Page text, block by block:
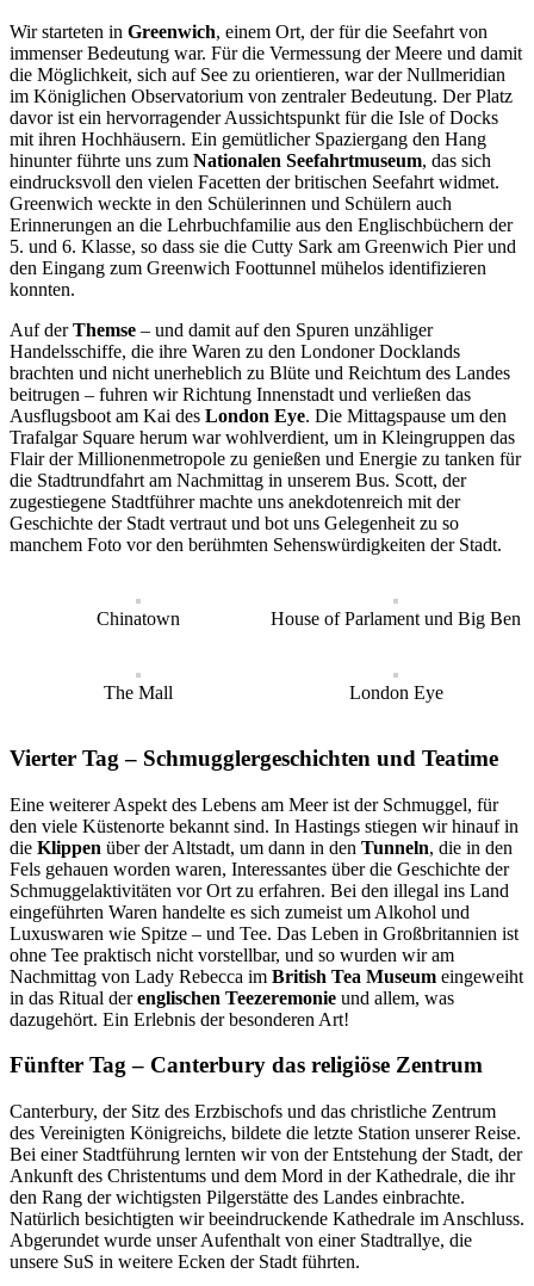
Wir starteten in Greenwich, einem Ort, der für die Seefahrt von
immenser Bedeutung war. Für die Vermessung der Meere und damit
die Möglichkeit, sich auf See zu orientieren, war der Nullmeridian
im Königlichen Observatorium von zentraler Bedeutung. Der Platz
davor ist ein hervorragender Aussichtspunkt für die Isle of Docks
mit ihren Hochhäusern. Ein gemütlicher Spaziergang den Hang
hinunter führte uns zum Nationalen Seefahrtmuseum, das sich
eindrucksvoll den vielen Facetten der britischen Seefahrt widmet.
Greenwich weckte in den Schülerinnen und Schülern auch
Erinnerungen an die Lehrbuchfamilie aus den Englischbüchern der
5. und 6. Klasse, so dass sie die Cutty Sark am Greenwich Pier und
den Eingang zum Greenwich Foottunnel mühelos identifizieren
konnten.
Auf derThemse – und damit auf den Spuren unzähliger
Handelsschiffe, die ihre Waren zu den Londoner Docklands
brachten und nicht unerheblich zu Blüte und Reichtum des Landes
beitrugen – fuhren wir Richtung Innenstadt und verließen das
Ausflugsboot am Kai des London Eye. Die Mittagspause um den
Trafalgar Square herum war wohlverdient, um in Kleingruppen das
Flair der Millionenmetropole zu genießen und Energie zu tanken für
die Stadtrundfahrt am Nachmittag in unserem Bus. Scott, der
zugestiegene Stadtführer machte uns anekdotenreich mit der
Geschichte der Stadt vertraut und bot uns Gelegenheit zu so
manchem Foto vor den berühmten Sehenswürdigkeiten der Stadt.
Chinatown House of Parlament und Big Ben
The Mall London Eye
Vierter Tag – Schmugglergeschichten und Teatime
Eine weiterer Aspekt des Lebens am Meer ist der Schmuggel, für
den viele Küstenorte bekannt sind. In Hastings stiegen wir hinauf in
die Klippen über der Altstadt, um dann in den Tunneln, die in den
Fels gehauen worden waren, Interessantes über die Geschichte der
Schmuggelaktivitäten vor Ort zu erfahren. Bei den illegal ins Land
eingeführten Waren handelte es sich zumeist um Alkohol und
Luxuswaren wie Spitze – und Tee. Das Leben in Großbritannien ist
ohne Tee praktisch nicht vorstellbar, und so wurden wir am
Nachmittag von Lady Rebecca im British Tea Museum eingeweiht
in das Ritual derenglischen Teezeremonie und allem, was
dazugehört. Ein Erlebnis der besonderen Art!
Fünfter Tag – Canterbury das religiöse Zentrum
Canterbury, der Sitz des Erzbischofs und das christliche Zentrum
des Vereinigten Königreichs, bildete die letzte Station unserer Reise.
Bei einer Stadtführung lernten wir von der Entstehung der Stadt, der
Ankunft des Christentums und dem Mord in der Kathedrale, die ihr
den Rang der wichtigsten Pilgerstätte des Landes einbrachte.
Natürlich besichtigten wir beeindruckende Kathedrale im Anschluss.
Abgerundet wurde unser Aufenthalt von einer Stadtrallye, die
unsere SuS in weitere Ecken der Stadt führten.